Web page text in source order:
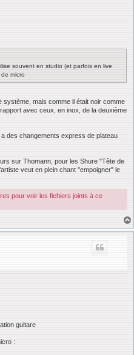
souvent en studio (et parfois en live
micro
mais comme il était noir comme
avec ceux, en inox, de la deuxième
des changements express de plateau
sur Thomann, pour les Shure "Tête de
veut en plein chant "empoigner" le
pour voir les fichiers joints à ce
guitare
: